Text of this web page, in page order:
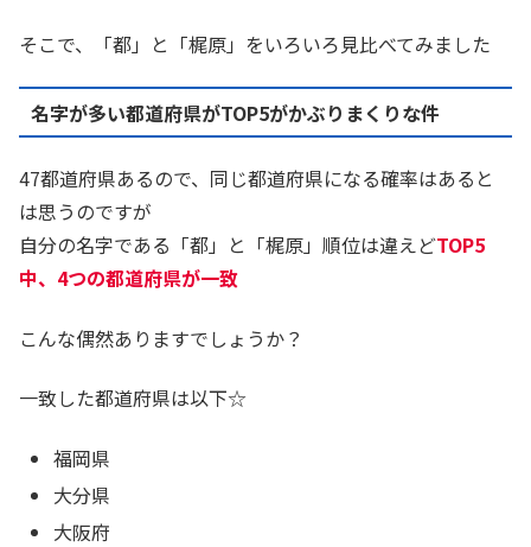
そこで、「都」と「梶原」をいろいろ見比べてみました
名字が多い都道府県がTOP5がかぶりまくりな件
47都道府県あるので、同じ都道府県になる確率はあると
は思うのですが
自分の名字である「都」と「梶原」順位は違えどTOP5
中、4つの都道府県が一致
こんな偶然ありますでしょうか？
一致した都道府県は以下☆
福岡県
大分県
大阪府